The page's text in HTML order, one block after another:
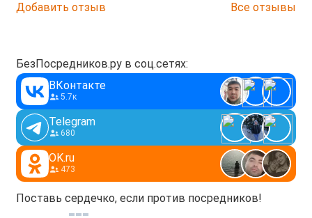
Добавить отзыв Все отзывы
БезПосредников.ру в соц.сетях:
ВКонтакте
5.7к
Telegram
680
OK.ru
473
Поставь сердечко, если против посредников!